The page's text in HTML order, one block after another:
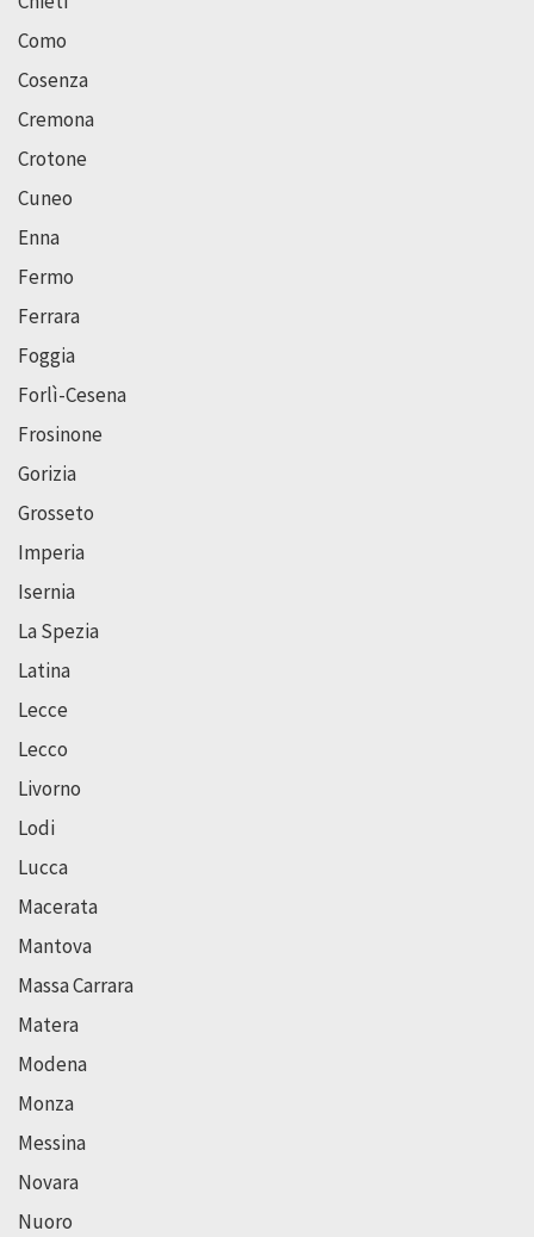
Como
Cosenza
Cremona
Crotone
Cuneo
Enna
Fermo
Ferrara
Foggia
Forlì-Cesena
Frosinone
Gorizia
Grosseto
Imperia
Isernia
La Spezia
Latina
Lecce
Lecco
Livorno
Lodi
Lucca
Macerata
Mantova
Massa Carrara
Matera
Modena
Monza
Messina
Novara
Nuoro